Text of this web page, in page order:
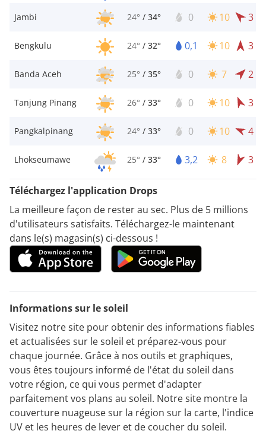
Jambi 24° / 34° 0 10 3
Bengkulu 24° / 32° 0,1 10 3
Banda Aceh 25° / 35° 0 7 2
Tanjung Pinang 26° / 33° 0 10 3
Pangkalpinang 24° / 33° 0 10 4
Lhokseumawe 25° / 33° 3,2 8 3
Téléchargez l'application Drops
La meilleure façon de rester au sec. Plus de 5 millions
d'utilisateurs satisfaits. Téléchargez-le maintenant
dans le(s) magasin(s) ci-dessous !
Informations sur le soleil
Visitez notre site pour obtenir des informations fiables
et actualisées sur le soleil et préparez-vous pour
chaque journée. Grâce à nos outils et graphiques,
vous êtes toujours informé de l'état du soleil dans
votre région, ce qui vous permet d'adapter
parfaitement vos plans au soleil. Notre site montre la
couverture nuageuse sur la région sur la carte, l'indice
UV et les heures de lever et de coucher du soleil.